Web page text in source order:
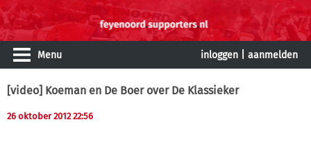
Menu inloggen aanmelden
[video] Koeman en De Boer over De Klassieker
26 oktober 2012 22:56